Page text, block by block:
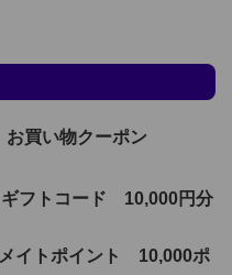
買い物クーポン
フトコード 10,000円分
イトポイント 10,000ポ